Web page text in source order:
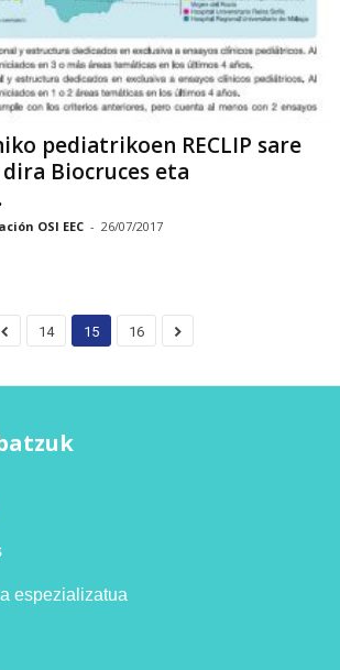
pediatrikoen RECLIP sare
Biocruces eta
OSI EEC - 26/07/2017
14 15 16
espezializatua